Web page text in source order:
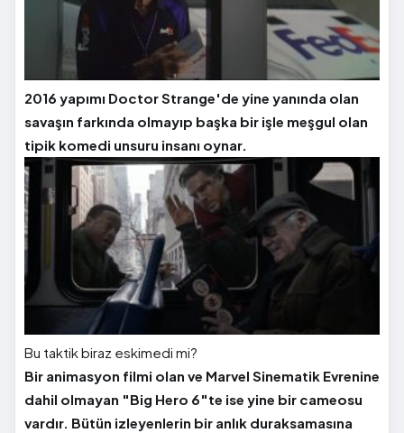
2016 yapımı Doctor Strange'de yine yanında olan
savaşın farkında olmayıp başka bir işle meşgul olan
tipik komedi unsuru insanı oynar.
Bu taktik biraz eskimedi mi?
Bir animasyon filmi olan ve Marvel Sinematik Evrenine
dahil olmayan "Big Hero 6"te ise yine bir cameosu
vardır. Bütün izleyenlerin bir anlık duraksamasına